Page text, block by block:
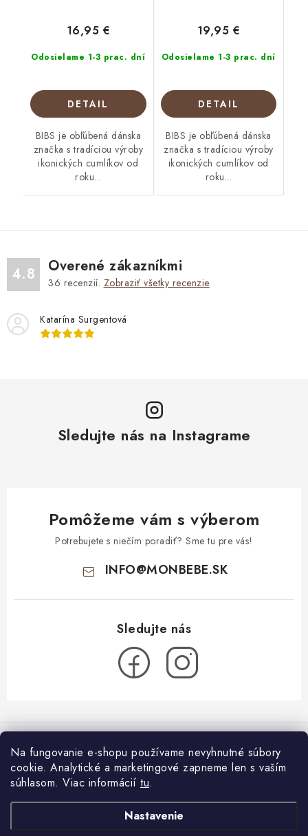
Na fungovanie e-shopu používame nevyhnutné súbory
cookie. Analytické a marketingové zapneme len s vaším
súhlasom. Viac informácií tu.
Nastavenie
Odosielame 1-3 prac. dní
16,95 €
DETAIL
BIBS je obľúbená dánska
značka s tradíciou výroby
ikonických cumlíkov od
roku...
Odosielame 1-3 prac. dní
19,95 €
DETAIL
BIBS je obľúbená dánska
značka s tradíciou výroby
ikonických cumlíkov od
roku...
4.8 Overené zákazníkmi
36 recenzií. Zobraziť všetky recenzie
Katarína Surgentová
Sledujte nás na Instagrame
Pomôžeme vám s výberom
Potrebujete s niečím poradiť? Sme tu pre vás!
INFO@MONBEBE.SK
á
O nás
Podmienky ochrany osobných údajov a poučenie o cookies
Blog
Látkové plienky: ako začať?